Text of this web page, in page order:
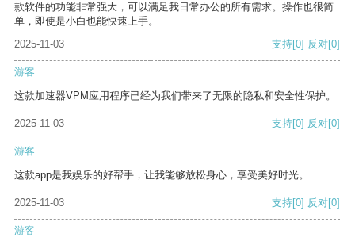
款软件的功能非常强大，可以满足我日常办公的所有需求。操作也很简
单，即使是小白也能快速上手。
2025-11-03
支持[0] 反对[0]
游客
这款加速器VPM应用程序已经为我们带来了无限的隐私和安全性保护。
2025-11-03 支持[0] 反对[0]
游客
这款app是我娱乐的好帮手，让我能够放松身心，享受美好时光。
2025-11-03 支持[0] 反对[0]
游客